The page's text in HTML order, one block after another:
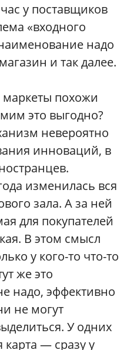
у поставщиков
«входного
надо
и так далее.
маркеты похожи
это выгодно?
невероятно
инноваций, в
изменилась вся
зала. А за ней
для покупателей
В этом смысл
у кого-то что-то
же это
надо, эффективно
не могут
У одних
карта — сразу у